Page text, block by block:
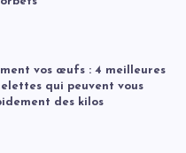
vos œufs : 4 meilleures
qui peuvent vous
des kilos